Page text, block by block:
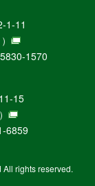
1-11
1570
15
6859
rights reserved.